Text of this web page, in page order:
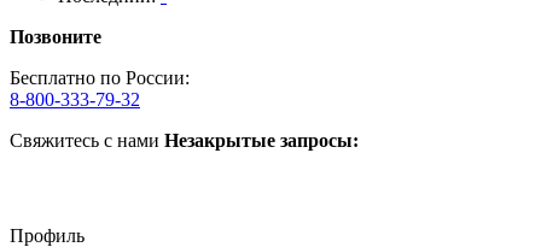
Позвоните
Бесплатно по России:
8-800-333-79-32
Свяжитесь с нами Незакрытые запросы:
Профиль